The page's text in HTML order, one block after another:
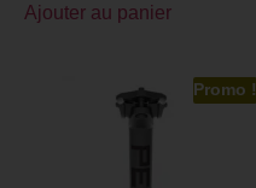
Ajouter au panier
Promo !